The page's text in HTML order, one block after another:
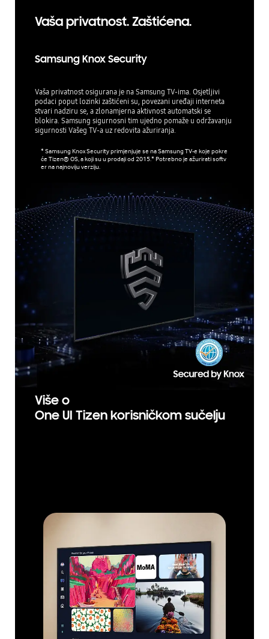
Vaša privatnost. Zaštićena.
Samsung Knox Security
Vaša privatnost osigurana je na Samsung TV-ima. Osjetljivi
podaci poput lozinki zaštićeni su, povezani uređaji interneta
stvari nadziru se, a zlonamjerna aktivnost automatski se
blokira. Samsung sigurnosni tim ujedno pomaže u održavanju
sigurnosti Vašeg TV-a uz redovita ažuriranja.
* Samsung Knox Security primjenjuje se na Samsung TV-e koje pokre
će Tizen® OS, a koji su u prodaji od 2015.* Potrebno je ažurirati softv
er na najnoviju verziju.
Više o
One UI Tizen korisničkom sučelju